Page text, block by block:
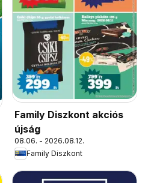
Family Diszkont akciós
újság
08.06. - 2026.08.12.
Family Diszkont